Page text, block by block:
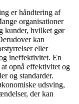
er håndtering af
organisationer
kunder, hvilket gør
kan
eller
ineffektivitet. En
opnå effektivitet og
og standarder.
udsving,
der kan